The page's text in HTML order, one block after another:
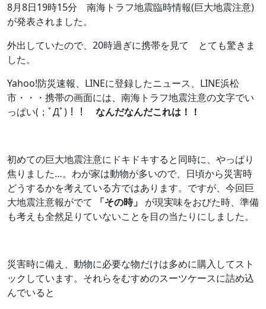
8月8日19時15分 南海トラフ地震臨時情報(巨大地震注意)
が発表されました。
外出していたので、20時過ぎに携帯を見て とても驚きま
した。
Yahoo!防災速報、LINEに登録したニュース、LINE浜松
市・・・携帯の画面には、南海トラフ地震注意の文字でい
っぱい(；ﾟДﾟ)！！ なんだなんだこれは！！
初めての巨大地震注意にドキドキすると同時に、やっぱり
焦りました…。わが家は動物が多いので、日頃から災害時
どうするかを考えている方ではあります。ですが、今回巨
大地震注意報がでて
「その時」 が現実味をおびた時、準備
も考えも全然足りていないことを目の当たりにしました。
災害時に備え、動物に必要な物だけは多めに購入してスト
ックしています。それらをむすめのスーツケースに詰め込
んでいると